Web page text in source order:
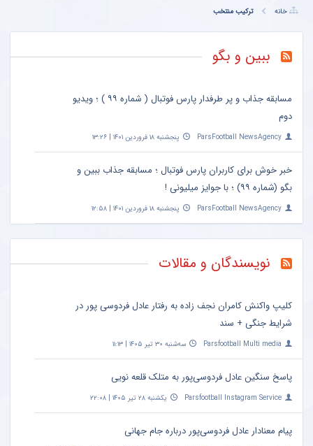
چربیسوز
گیاهی70%تخفیف
هوای
سرد
برای
کبدت
55%تخفیف
ثبت نام
طلا | ۱۸
،
خانه ترکیب منتخب
ببین و بگو
مسابقه جذاب و پر طرفدار پارس فوتبال ( شماره ۹۹ ) ؛ ویدیو
دوم
ParsFootball NewsAgency پنجشنبه ۱۸ فروردین ۱۴۰۱ | ۱۳:۲۶
خبر خوش برای کاربران پارس فوتبال ؛ مسابقه جذاب ببین و
بگو (شماره ۹۹) ؛ با جوایز میلیونی !
ParsFootball NewsAgency پنجشنبه ۱۸ فروردین ۱۴۰۱ | ۱۲:۵۸
نویسندگان و مقالات
کلیپ واکنش کامران نجف زاده به رفتار عادل فردوسی پور در
شرایط جنگی + سند
Parsfootball Multi media سه‌شنبه ۳۰ تیر ۱۴۰۵ | ۱۱:۱۳
پاسخ سنگین عادل فردوسی‌پور به متلک قلعه نویی
Parsfootball Instagram Service یکشنبه ۲۸ تیر ۱۴۰۵ | ۲۲:۰۸
پیام معنادار عادل فردوسی‌پور درباره جام جهانی